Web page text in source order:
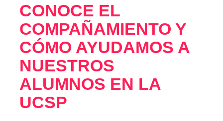
CONOCE EL
COMPAÑAMIENTO Y
CÓMO AYUDAMOS A
NUESTROS
ALUMNOS EN LA
UCSP